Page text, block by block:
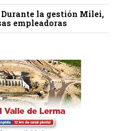
la gestión Milei,
empleadoras